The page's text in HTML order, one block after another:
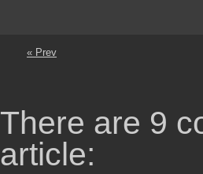
« Prev
There are 9
article: